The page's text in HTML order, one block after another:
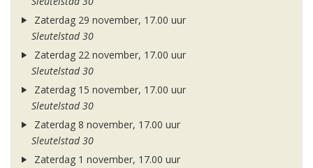
Zaterdag 29 november, 17.00 uur
Sleutelstad 30
Zaterdag 22 november, 17.00 uur
Sleutelstad 30
Zaterdag 15 november, 17.00 uur
Sleutelstad 30
Zaterdag 8 november, 17.00 uur
Sleutelstad 30
Zaterdag 1 november, 17.00 uur